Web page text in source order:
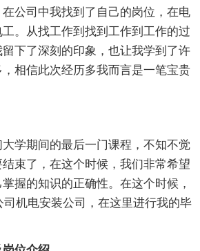
公司中我找到了自己的岗位，在电
。从找工作到找到工作到工作的过
下了深刻的印象，也让我学到了许
相信此次经历多我而言是一笔宝贵
学期间的最后一门课程，不知不觉
束了，在这个时候，我们非常希望
握的知识的正确性。在这个时候，
机电安装公司，在这里进行我的毕